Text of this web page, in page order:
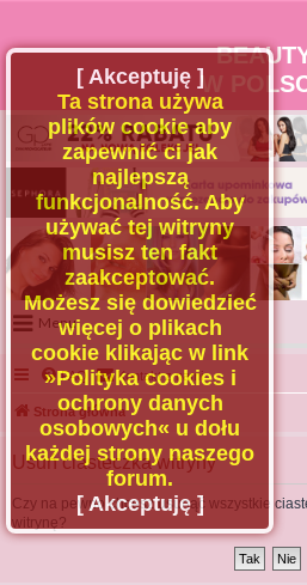
W
Menu
Portal
Facebook
Regulamin
Zapytaj administratora
Kontakt
FAQ Kontakt z nami
Strona główna
Usuń ciasteczka witryny
Czy na pewno chcesz usunąć wszystkie
witrynę?
[ Akceptuję ]
Ta strona używa
plików cookie aby
zapewnić ci jak
najlepszą
funkcjonalność. Aby
używać tej witryny
musisz ten fakt
zaakceptować.
Możesz się dowiedzieć
więcej o plikach
cookie klikając w link
»Polityka cookies i
ochrony danych
osobowych« u dołu
każdej strony naszego
forum.
[ Akceptuję ]